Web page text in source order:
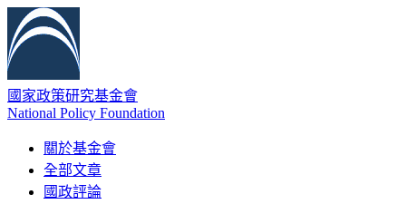
國家政策研究基金會
National Policy Foundation
關於基金會
全部文章
國政評論